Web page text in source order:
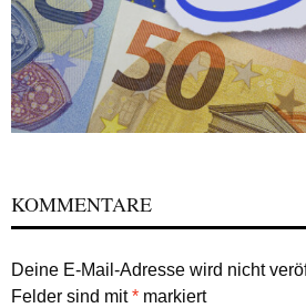
KOMMENTARE
Deine E-Mail-Adresse wird nicht
Felder sind mit* markiert